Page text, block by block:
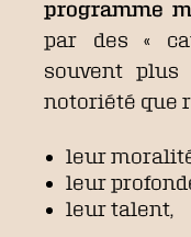
programme
par des «
souvent plus
notoriété que
leur
leur
leur talent,